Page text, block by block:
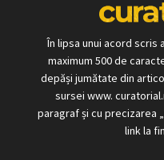
În lipsa unui acord
maximum 500 de
depăși jumătate din
sursei www.
paragraf și cu precizarea
link la